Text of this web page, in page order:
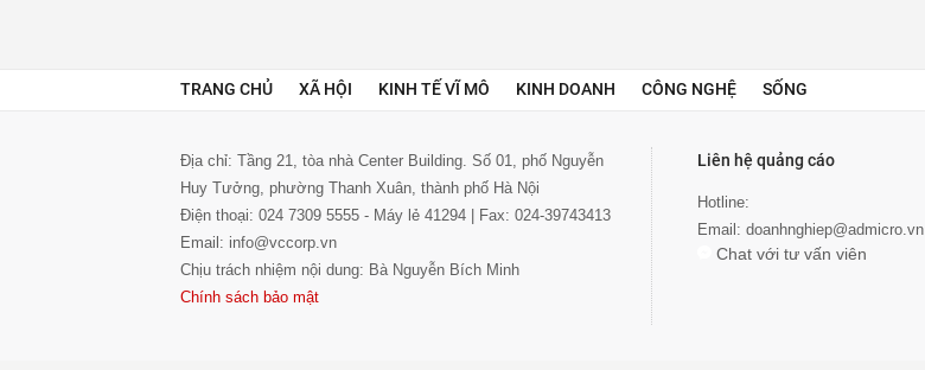
TRANG CHỦ XÃ HỘI KINH TẾ VĨ MÔ KINH DOANH CÔNG NGHỆ SỐNG
Địa chỉ: Tầng 21, tòa nhà Center Building. Số 01, phố Nguyễn
Huy Tưởng, phường Thanh Xuân, thành phố Hà Nội
Điện thoại: 024 7309 5555 - Máy lẻ 41294 | Fax: 024-39743413
Email: info@vccorp.vn
Chịu trách nhiệm nội dung: Bà Nguyễn Bích Minh
Chính sách bảo mật
Liên hệ quảng cáo
Hotline:
Email: doanhnghiep@admicro.vn
Chat với tư vấn viên